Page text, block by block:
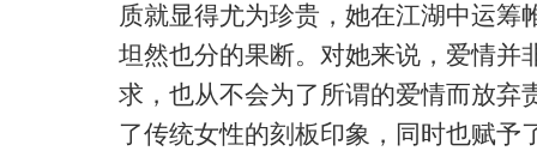
质就显得尤为珍贵，她在江湖中运筹
坦然也分的果断。对她来说，爱情并
求，也从不会为了所谓的爱情而放弃
了传统女性的刻板印象，同时也赋予